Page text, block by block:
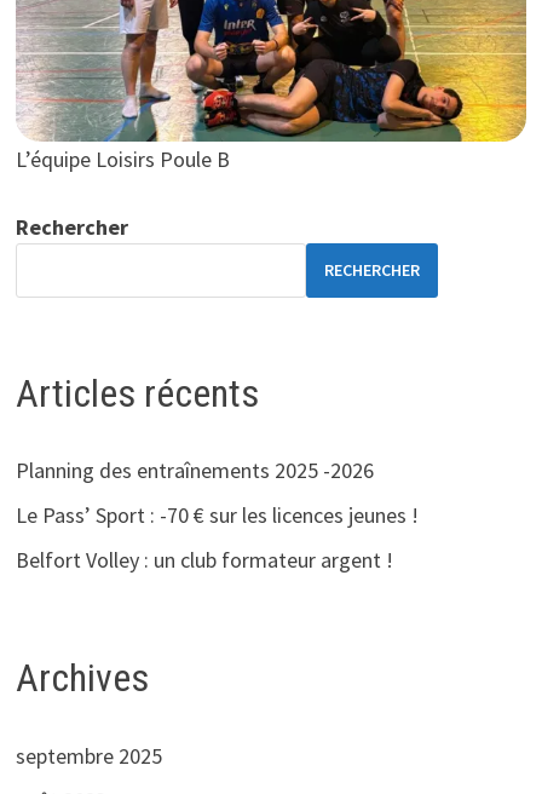
L’équipe Loisirs Poule B
Rechercher
RECHERCHER
Articles récents
Planning des entraînements 2025 -2026
Le Pass’ Sport : -70 € sur les licences jeunes !
Belfort Volley : un club formateur argent !
Archives
septembre 2025